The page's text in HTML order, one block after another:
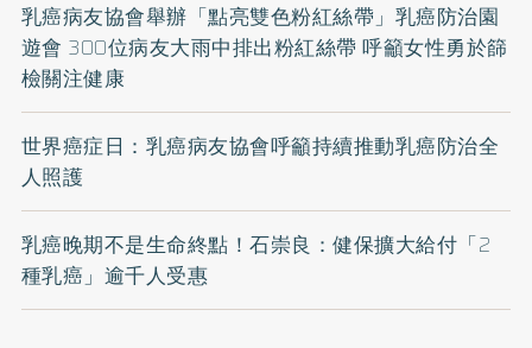
乳癌病友協會舉辦「點亮雙色粉紅絲帶」乳癌防治園
遊會 300位病友大雨中排出粉紅絲帶 呼籲女性勇於篩
檢關注健康
世界癌症日：乳癌病友協會呼籲持續推動乳癌防治全
人照護
乳癌晚期不是生命終點！石崇良：健保擴大給付「2
種乳癌」逾千人受惠